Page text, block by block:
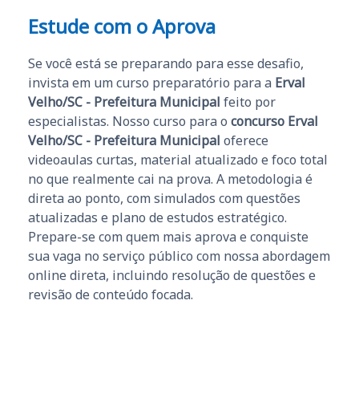
Estude com o Aprova
Se você está se preparando para esse desafio,
invista em um curso preparatório para a Erval
Velho/SC - Prefeitura Municipal feito por
especialistas. Nosso curso para o concurso Erval
Velho/SC - Prefeitura Municipal oferece
videoaulas curtas, material atualizado e foco total
no que realmente cai na prova. A metodologia é
direta ao ponto, com simulados com questões
atualizadas e plano de estudos estratégico.
Prepare-se com quem mais aprova e conquiste
sua vaga no serviço público com nossa abordagem
online direta, incluindo resolução de questões e
revisão de conteúdo focada.